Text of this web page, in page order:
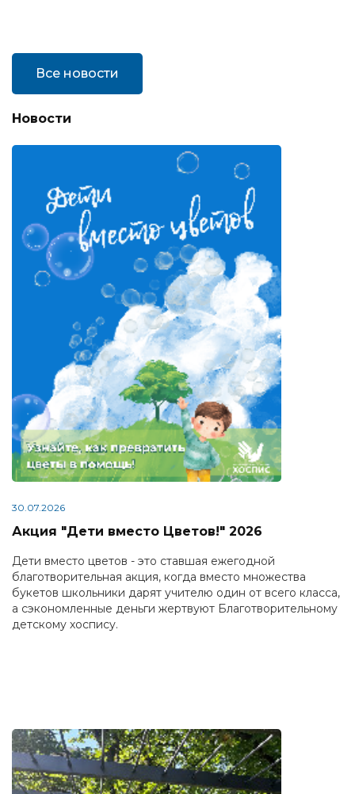
Все новости
Новости
30.07.2026
Акция "Дети вместо Цветов!" 2026
Дети вместо цветов - это ставшая ежегодной
благотворительная акция, когда вместо множества
букетов школьники дарят учителю один от всего класса,
а сэкономленные деньги жертвуют Благотворительному
детскому хоспису.